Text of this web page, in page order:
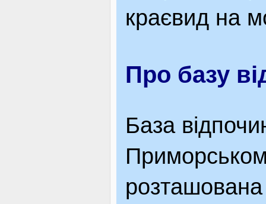
ЯК ДОЇХАТИ
краєвид на
Про базу
База
розташована